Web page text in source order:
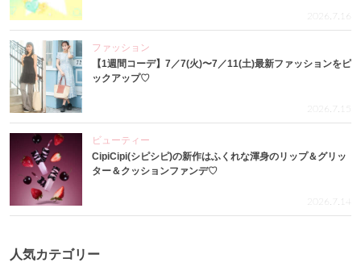
2026.7.16
ファッション
【1週間コーデ】7／7(火)〜7／11(土)最新ファッションをピ
ックアップ♡
2026.7.15
ビューティー
CipiCipi(シピシピ)の新作はふくれな渾身のリップ＆グリッ
ター＆クッションファンデ♡
2026.7.14
人気カテゴリー